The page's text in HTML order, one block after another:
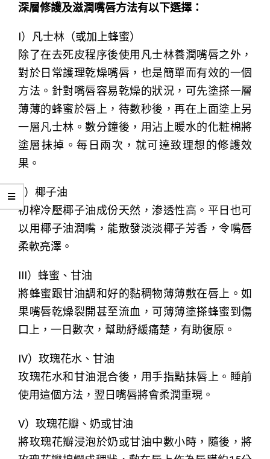
深層修護及滋潤嘴唇方法有以下選擇：
I）凡士林（或加上蜂蜜）
除了在去死皮程序後使用凡士林養潤嘴唇之外，
對於日常護理乾燥嘴唇，也是簡單而有效的一個
方法。針對嘴唇容易乾燥的狀況，可先塗搽一層
薄薄的蜂蜜於唇上，待數秒後，再在上面塗上另
一層凡士林。數分鐘後，用沾上暖水的化粧棉將
塗層抺掉。每日兩次，就可達致理想的修護效
果。
II）椰子油
初榨冷壓椰子油成份天然，渗透性高。平日也可
以用椰子油潤嘴，能散發淡淡椰子芳香，令嘴唇
柔軟亮澤。
III）蜂蜜、甘油
將蜂蜜跟甘油調和好的黏稠物薄薄敷在唇上。如
果嘴唇乾燥裂開甚至流血，可薄薄塗搽蜂蜜到傷
口上，一日數次，幫助紓緩痛楚，有助復原。
IV）玫瑰花水、甘油
玫瑰花水和甘油混合後，用手指點抺唇上。睡前
使用這個方法，翌日嘴唇將會柔潤重現。
V）玫瑰花瓣、奶或甘油
將玫瑰花瓣浸泡於奶或甘油中數小時，隨後，將